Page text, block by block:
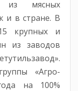
из мясных
и в стране. В
крупных и
из заводов
«Агро-
на 100%